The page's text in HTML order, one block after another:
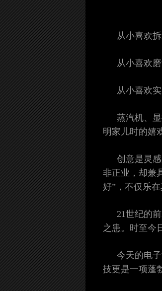
从小喜欢
从小喜欢
从小喜欢
蒸汽机、
明家儿时的嬉
创意是灵
非正业，却兼
好”，不仅乐在
21世纪的
之患。时至今
今天的电
技更是一项蓬